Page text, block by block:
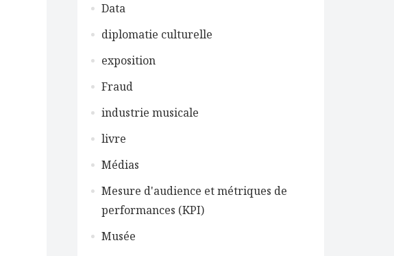
Data
diplomatie culturelle
exposition
Fraud
industrie musicale
livre
Médias
Mesure d'audience et métriques de
performances (KPI)
Musée